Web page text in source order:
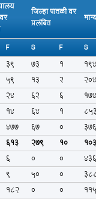
जिल्हा पातळी वर
प्रलंबित
F S F S
39 73 1
59 13 2
24 62 6
14 64 1
477 67 0
613 279 10
6 0 0
9 50 0
182 0 0